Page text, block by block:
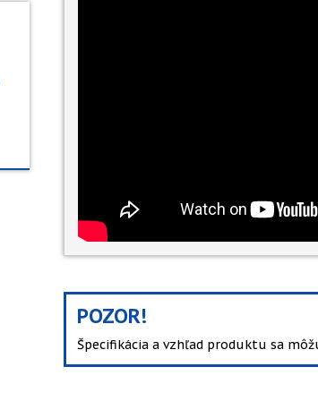
POZOR!
Špecifikácia a vzhľad produktu sa